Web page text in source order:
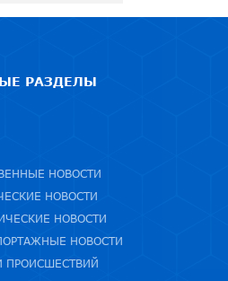
РАЗДЕЛЫ
НОВОСТИ
НОВОСТИ
НОВОСТИ
НОВОСТИ
ПРОИСШЕСТВИЙ